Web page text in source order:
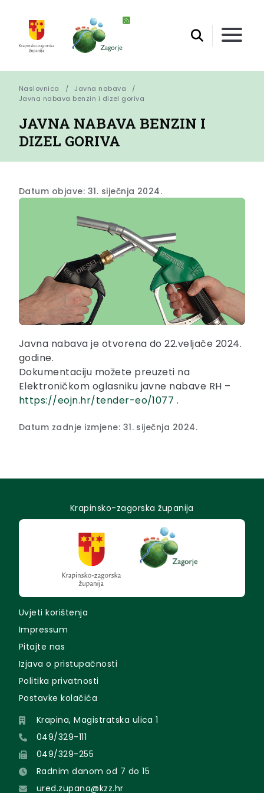
Naslovnica
Javna nabava
Javna nabava benzin i dizel goriva
JAVNA NABAVA BENZIN I
DIZEL GORIVA
Datum objave: 31. siječnja 2024.
Javna nabava je otvorena do 22.veljače 2024.
godine.
Dokumentaciju možete preuzeti na
Elektroničkom oglasniku javne nabave RH –
https://eojn.hr/tender-eo/1077 .
Datum zadnje izmjene: 31. siječnja 2024.
Krapinsko-zagorska županija
Uvjeti korištenja
Impressum
Pitajte nas
Izjava o pristupačnosti
Politika privatnosti
Postavke kolačića
Krapina, Magistratska ulica 1
049/329-111
049/329-255
Radnim danom od 7 do 15
ured.zupana@kzz.hr